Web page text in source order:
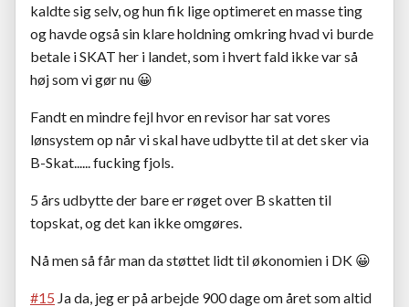
kaldte sig selv, og hun fik lige optimeret en masse ting
og havde også sin klare holdning omkring hvad vi burde
betale i SKAT her i landet, som i hvert fald ikke var så
høj som vi gør nu 😀
Fandt en mindre fejl hvor en revisor har sat vores
lønsystem op når vi skal have udbytte til at det sker via
B-Skat...... fucking fjols.
5 års udbytte der bare er røget over B skatten til
topskat, og det kan ikke omgøres.
Nå men så får man da støttet lidt til økonomien i DK 😀
#15 Ja da, jeg er på arbejde 900 dage om året som altid